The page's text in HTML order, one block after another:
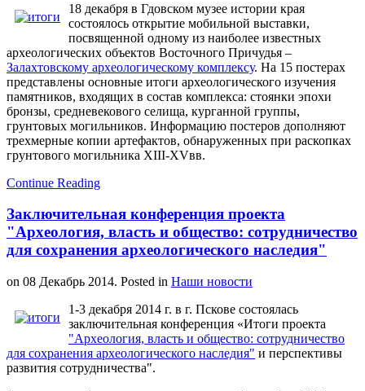
18 декабря в Гдовском музее истории края
состоялось открытие мобильной выставки,
посвященной одному из наиболее известных
археологических объектов Восточного Причудья –
Залахтовскому археологическому комплексу. На 15 постерах
представлены основные итоги археологического изучения
памятников, входящих в состав комплекса: стоянки эпохи
бронзы, средневекового селища, курганной группы,
грунтовых могильников. Информацию постеров дополняют
трехмерные копии артефактов, обнаруженных при раскопках
грунтового могильника XIII-XVвв.
Continue Reading
Заключительная конференция проекта
"Археология, власть и общество: сотрудничество
для сохранения археологического наследия"
on 08 Декабрь 2014. Posted in Наши новости
1-3 декабря 2014 г. в г. Пскове состоялась
заключительная конференция «Итоги проекта
"Археология, власть и общество: сотрудничество
для сохранения археологического наследия" и перспективы
развития сотрудничества".